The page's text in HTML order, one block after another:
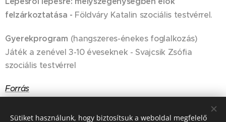
felzárkoztatása - Földváry Katalin szociális testvérrel.
Gyerekprogram (hangszeres-énekes foglalkozás)
Játék a zenével 3-10 éveseknek - Svajcsik Zsófia
szociális testvérrel
Forrás
Sütiket használunk, hogy biztosítsuk a weboldal megfelelő